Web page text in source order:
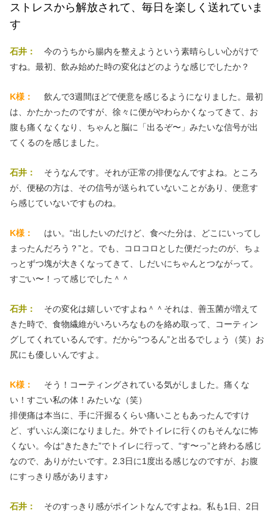
ストレスから解放されて、毎日を楽しく送れていま
す
石井：
今のうちから腸内を整えようという素晴らしい心がけで
すね。最初、飲み始めた時の変化はどのような感じでしたか？
K様：
飲んで3週間ほどで便意を感じるようになりました。最初
は、かたかったのですが、徐々に便がやわらかくなってきて、お
腹も痛くなくなり、ちゃんと脳に「出るぞ〜」みたいな信号が出
てくるのを感じました。
石井：
そうなんです。それが正常の排便なんですよね。ところ
が、便秘の方は、その信号が送られていないことがあり、便意す
ら感じていないですものね。
K様：
はい。“出したいのだけど、食べた分は、どこにいってし
まったんだろう？”と。でも、コロコロとした便だったのが、ちょ
っとずつ塊が大きくなってきて、しだいにちゃんとつながって。
すごい〜！って感じでした＾＾
石井：
その変化は嬉しいですよね＾＾それは、善玉菌が増えて
きた時で、食物繊維がいろいろなものを絡め取って、コーティン
グしてくれているんです。だから“つるん”と出るでしょう（笑）お
尻にも優しいんですよ。
K様：
そう！コーティングされている気がしました。痛くな
い！すごい私の体！みたいな（笑）
排便痛は本当に、手に汗握るくらい痛いこともあったんですけ
ど、ずいぶん楽になりました。外でトイレに行くのもそんなに怖
くない。今は“きたきた”でトイレに行って、“す〜っ”と終わる感じ
なので、ありがたいです。2.3日に1度出る感じなのですが、お腹
にすっきり感があります♪
石井： そのすっきり感がポイントなんですよね。私も1日、2日